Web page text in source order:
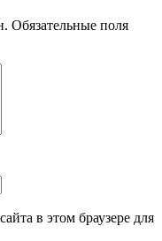
Обязательные поля
в этом браузере для